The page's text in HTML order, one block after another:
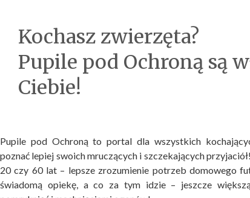
Kochasz zwierzęta?
Pupile pod Ochroną są
Ciebie!
Pupile pod Ochroną to portal dla wszystkich
poznać lepiej swoich mruczących i szczekających
20 czy 60 lat – lepsze zrozumienie potrzeb domowego
świadomą opiekę, a co za tym idzie – jeszcze